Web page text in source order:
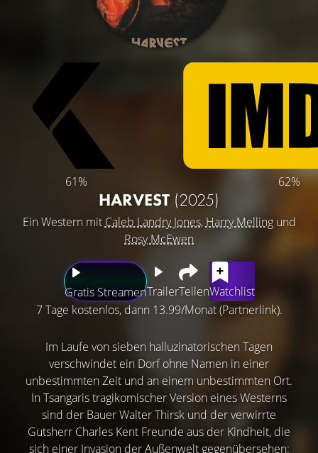
61% 62%
HARVEST (2025)
Ein Western mit Caleb Landry Jones, Harry Mellingund
Rosy McEwen
Gratis StreamenTrailerTeilenWatchlist
7 Tage kostenlos, dann 13.99/Monat (Partnerlink).
Im Laufe von sieben halluzinatorischen Tagen
verschwindet ein Dorf ohne Namen in einer
unbestimmten Zeit und an einem unbestimmten Ort.
In Tsangaris tragikomischer Version eines Westerns
sind der Bauer Walter Thirsk und der verwirrte
Gutsherr Charles Kent Freunde aus der Kindheit, die
sich einer Invasion der Außenwelt gegenübersehen: